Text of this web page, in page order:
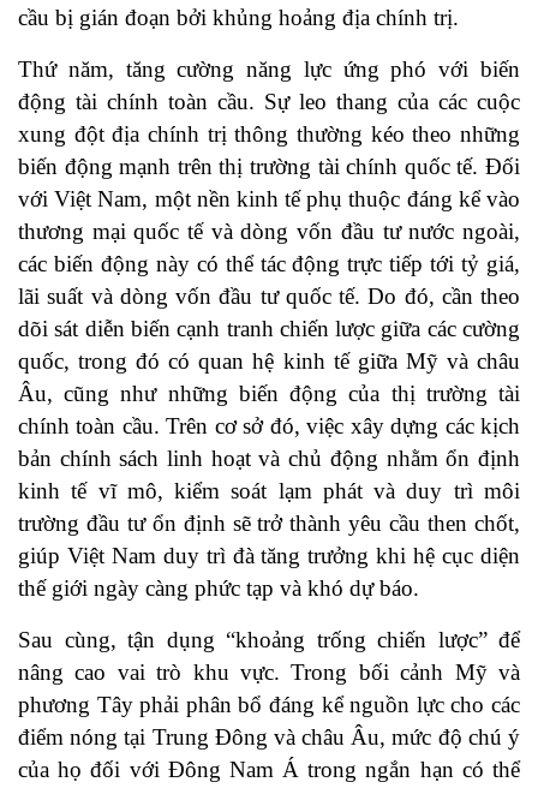
cầu bị gián đoạn bởi khủng hoảng địa chính trị.
Thứ năm, tăng cường năng lực ứng phó với biến
động tài chính toàn cầu. Sự leo thang của các cuộc
xung đột địa chính trị thông thường kéo theo những
biến động mạnh trên thị trường tài chính quốc tế. Đối
với Việt Nam, một nền kinh tế phụ thuộc đáng kể vào
thương mại quốc tế và dòng vốn đầu tư nước ngoài,
các biến động này có thể tác động trực tiếp tới tỷ giá,
lãi suất và dòng vốn đầu tư quốc tế. Do đó, cần theo
dõi sát diễn biến cạnh tranh chiến lược giữa các cường
quốc, trong đó có quan hệ kinh tế giữa Mỹ và châu
Âu, cũng như những biến động của thị trường tài
chính toàn cầu. Trên cơ sở đó, việc xây dựng các kịch
bản chính sách linh hoạt và chủ động nhằm ổn định
kinh tế vĩ mô, kiểm soát lạm phát và duy trì môi
trường đầu tư ổn định sẽ trở thành yêu cầu then chốt,
giúp Việt Nam duy trì đà tăng trưởng khi hệ cục diện
thế giới ngày càng phức tạp và khó dự báo.
Sau cùng, tận dụng “khoảng trống chiến lược” để
nâng cao vai trò khu vực. Trong bối cảnh Mỹ và
phương Tây phải phân bổ đáng kể nguồn lực cho các
điểm nóng tại Trung Đông và châu Âu, mức độ chú ý
của họ đối với Đông Nam Á trong ngắn hạn có thể